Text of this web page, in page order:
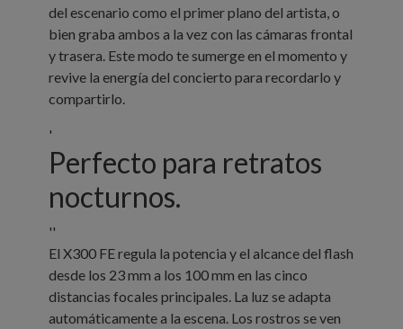
del escenario como el primer plano del artista, o
bien graba ambos a la vez con las cámaras frontal
y trasera. Este modo te sumerge en el momento y
revive la energía del concierto para recordarlo y
compartirlo.
'
Perfecto para retratos
nocturnos.
''
El X300 FE regula la potencia y el alcance del flash
desde los 23 mm a los 100 mm en las cinco
distancias focales principales. La luz se adapta
automáticamente a la escena. Los rostros se ven